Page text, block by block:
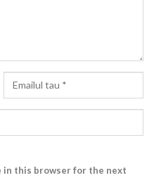
in this browser for the next